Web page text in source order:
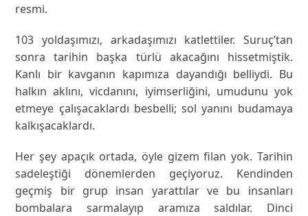
resmi.
103 yoldaşımızı, arkadaşımızı katlettiler. Suruç’tan
sonra tarihin başka türlü akacağını hissetmiştik.
Kanlı bir kavganın kapımıza dayandığı belliydi. Bu
halkın aklını, vicdanını, iyimserliğini, umudunu yok
etmeye çalışacaklardı besbelli; sol yanını budamaya
kalkışacaklardı.
Her şey apaçık ortada, öyle gizem filan yok. Tarihin
sadeleştiği dönemlerden geçiyoruz. Kendinden
geçmiş bir grup insan yarattılar ve bu insanları
bombalara sarmalayıp aramıza saldılar. Dinci